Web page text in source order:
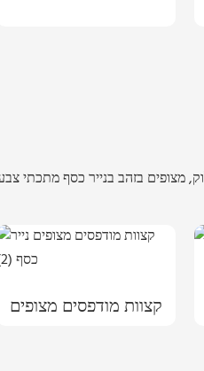
קצוות מודפסים מצופים